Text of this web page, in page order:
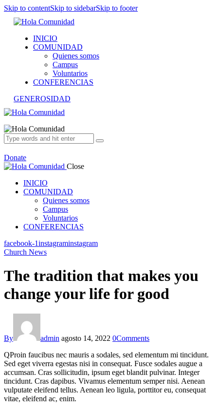
Skip to contentSkip to sidebarSkip to footer
INICIO
COMUNIDAD
Quienes somos
Campus
Voluntarios
CONFERENCIAS
GENEROSIDAD
Donate
Close
INICIO
COMUNIDAD
Quienes somos
Campus
Voluntarios
CONFERENCIAS
facebook-1instagraminstagram
Church News
The tradition that makes you
change your life for good
By admin agosto 14, 2022 0Comments
QProin faucibus nec mauris a sodales, sed elementum mi tincidunt.
Sed eget viverra egestas nisi in consequat. Fusce sodales augue a
accumsan. Cras sollicitudin, ipsum eget blandit pulvinar. Integer
tincidunt. Cras dapibus. Vivamus elementum semper nisi. Aenean
vulputate eleifend tellus. Aenean leo ligula, porttitor eu, consequat
vitae, eleifend ac, enim.